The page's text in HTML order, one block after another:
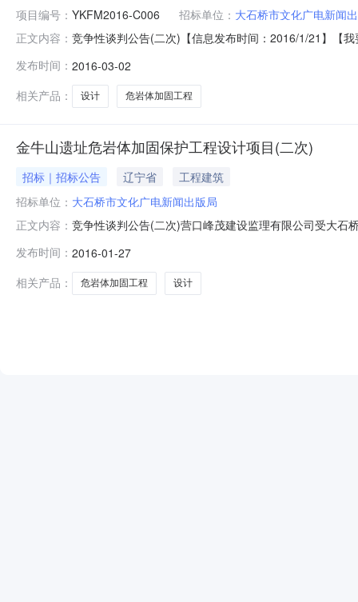
项目编号： YKFM2016-C006 招标单位： 大石桥市文化广电新闻
正文内容： 竞争性谈判公告(二次)【信息发布时间：2016/1/21】【
设计范围为遗址区内本体及其所依附的崖体，设计阶段
点：大石桥市3.
发布时间： 2016-03-02
相关产品：
设计 危岩体加固工程
金牛山遗址危岩体加固保护工程设计项目(二次)
招标｜招标公告 辽宁省
工程建筑
招标单位： 大石桥市文化广电新闻出版局
正文内容： 竞争性谈判公告(二次)营口峰茂建设监理有限公司受大石
图设计。本次采购内容分为1个合同包，投标人对所投包
合格投标人的资格条件1．符
发布时间： 2016-01-27
相关产品：
危岩体加固工程 设计